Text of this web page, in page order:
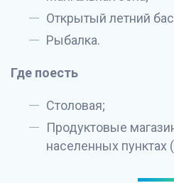
Открытый летний
Рыбалка.
Где поесть
Столовая;
Продуктовые
населенных пунктах